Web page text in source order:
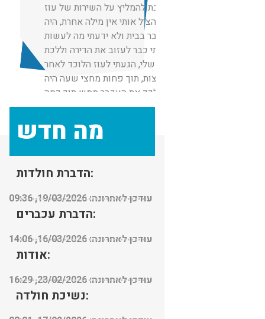
חייבת להמליץ על השירות של עוז
שפשוט הציל אותי אין מילה אחרת, היה
לנו עכבר בבית ולא ידעתי מה לעשות
רציתי כבר לעזוב את הדירה וללכת
לאמא שלי, הגעתי לעוז הלוכד לאחר
המלצות, תוך פחות מחצי שעה היה
אצלי לכד את העכבר ממש תוך כמה
דקות.
אין מילים מקצוען
מה חדש
הדברת חולדות:
עודכן לאחרונה: 19/03/2026, 09:36
הדברת עכברים:
עודכן לאחרונה: 16/03/2026, 14:06
אודות:
עודכן לאחרונה: 23/02/2026, 16:29
נשיכת חולדה: